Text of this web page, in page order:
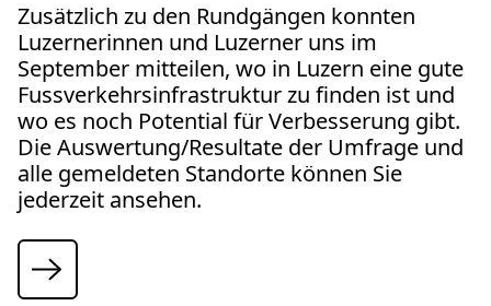
Zusätzlich zu den Rundgängen konnten
Luzernerinnen und Luzerner uns im
September mitteilen, wo in Luzern eine gute
Fussverkehrsinfrastruktur zu finden ist und
wo es noch Potential für Verbesserung gibt.
Die Auswertung/Resultate der Umfrage und
alle gemeldeten Standorte können Sie
jederzeit ansehen.